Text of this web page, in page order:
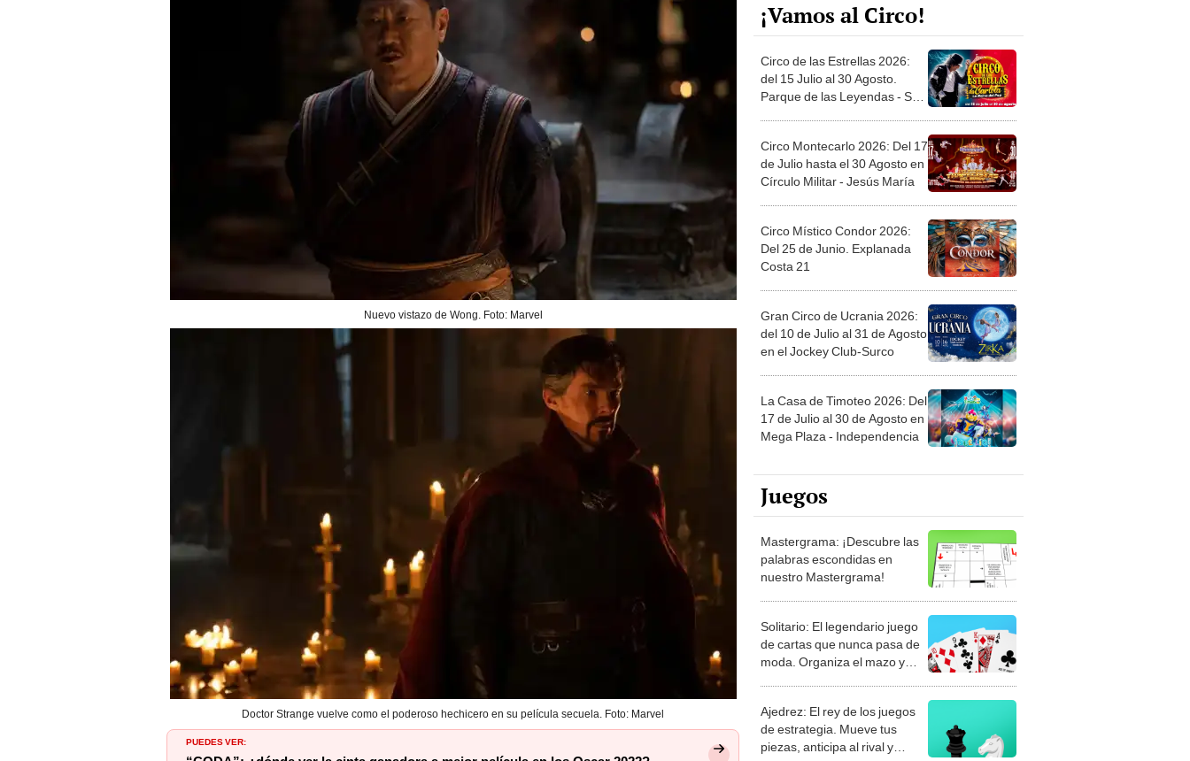
Nuevo vistazo de Wong. Foto: Marvel
Doctor Strange vuelve como el poderoso hechicero en su película secuela. Foto: Marvel
PUEDES VER:
¡Vamos al Circo!
Circo de las Estrellas 2026:
del 15 Julio al 30 Agosto.
Parque de las Leyendas - San
Circo Montecarlo 2026: Del 17
de Julio hasta el 30 Agosto en
Círculo Militar - Jesús María
Circo Místico Condor 2026:
Del 25 de Junio. Explanada
Costa 21
Gran Circo de Ucrania 2026:
del 10 de Julio al 31 de Agosto
en el Jockey Club-Surco
La Casa de Timoteo 2026: Del
17 de Julio al 30 de Agosto en
Mega Plaza - Independencia
Juegos
Mastergrama: ¡Descubre las
palabras escondidas en
nuestro Mastergrama!
Solitario: El legendario juego
de cartas que nunca pasa de
moda. Organiza el mazo y
Ajedrez: El rey de los juegos
de estrategia. Mueve tus
piezas, anticipa al rival y